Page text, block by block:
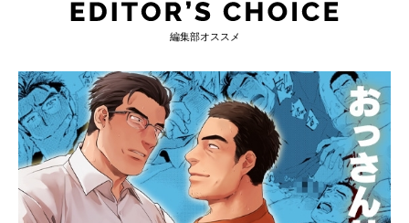
編集部オススメ